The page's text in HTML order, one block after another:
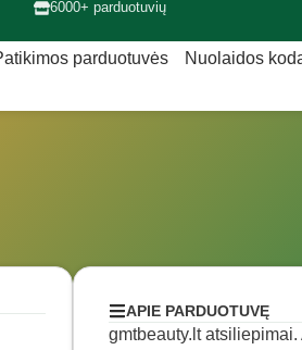
6000+ parduotuvių
parduotuvės Nuolaidos
APIE PARDUOTUVĘ
gmtbeauty.lt